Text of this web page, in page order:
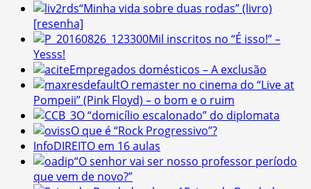
“Minha vida sobre duas rodas” (livro)
[resenha]
Mil inscritos no “É isso!” –
Yesss!
Empregados domésticos – A exclusão
O remaster no cinema do “Live at
Pompeii” (Pink Floyd) – o bom e o ruim
O “domicílio escalonado” do diplomata
O que é “Rock Progressivo”?
InfoDIREITO em 16 aulas
“O senhor vai ser nosso professor período
que vem de novo?”